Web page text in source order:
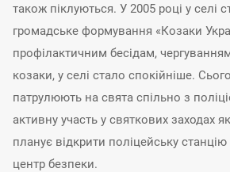
також піклуються. У 2005 році у селі
громадське формування «Козаки
профілактичним бесідам,
козаки, у селі стало спокійніше.
патрулюють на свята спільно з
активну участь у святкових заходах
планує відкрити поліцейську
центр безпеки.